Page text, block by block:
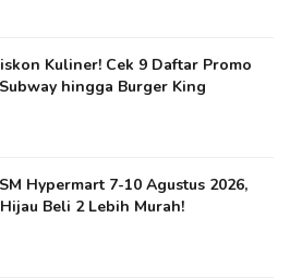
Kuliner! Cek 9 Daftar Promo
hingga Burger King
Hypermart 7-10 Agustus 2026,
Beli 2 Lebih Murah!